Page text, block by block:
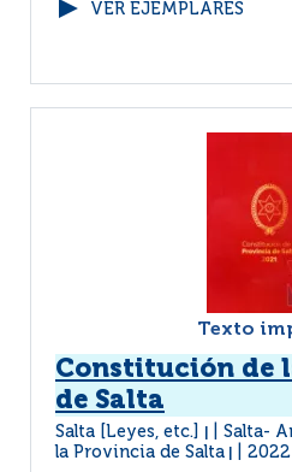
VER EJEMPLARES
Texto
Constitución de
de Salta
Salta [Leyes, etc.]
Salta-
la Provincia de Salta
2022